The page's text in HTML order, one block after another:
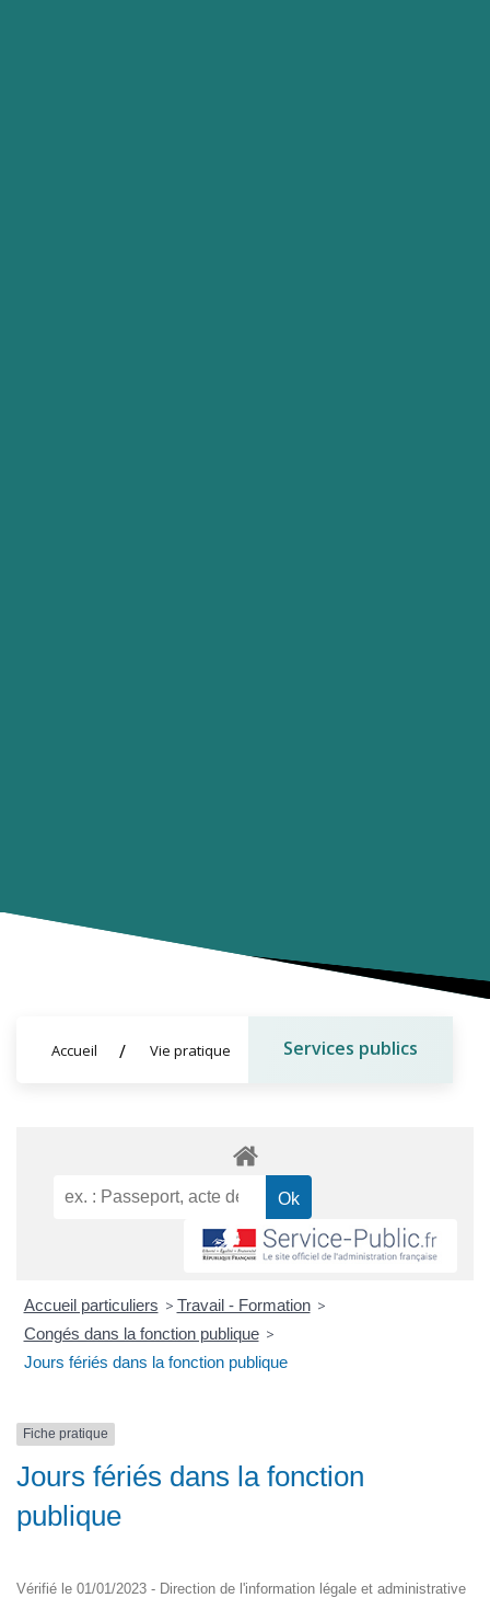
Accueil Vie pratique Services publics
Accueil particuliers > Travail - Formation >
Congés dans la fonction publique >
Jours fériés dans la fonction publique
Fiche pratique
Jours fériés dans la fonction
publique
Vérifié le 01/01/2023 - Direction de l'information légale et administrative